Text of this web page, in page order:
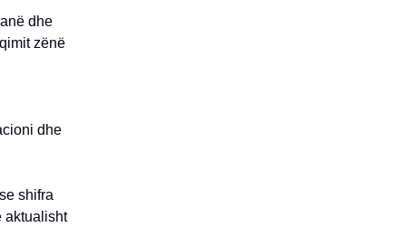
dhe
zënë
dhe
shifra
aktualisht